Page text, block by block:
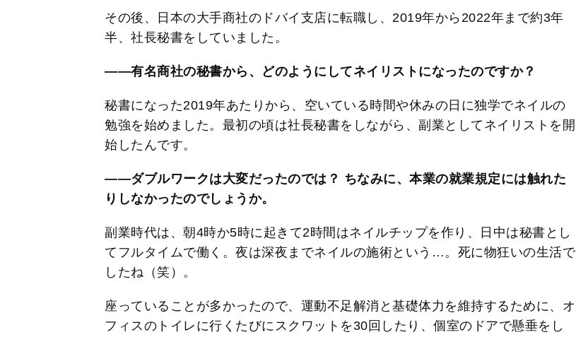
その後、日本の大手商社のドバイ支店に転職し、2019年から2022年まで約3年
半、社長秘書をしていました。
――有名商社の秘書から、どのようにしてネイリストになったのですか？
秘書になった2019年あたりから、空いている時間や休みの日に独学でネイルの
勉強を始めました。最初の頃は社長秘書をしながら、副業としてネイリストを開
始したんです。
――ダブルワークは大変だったのでは？ ちなみに、本業の就業規定には触れた
りしなかったのでしょうか。
副業時代は、朝4時か5時に起きて2時間はネイルチップを作り、日中は秘書とし
てフルタイムで働く。夜は深夜までネイルの施術という…。死に物狂いの生活で
したね（笑）。
座っていることが多かったので、運動不足解消と基礎体力を維持するために、オ
フィスのトイレに行くたびにスクワットを30回したり、個室のドアで懸垂をし